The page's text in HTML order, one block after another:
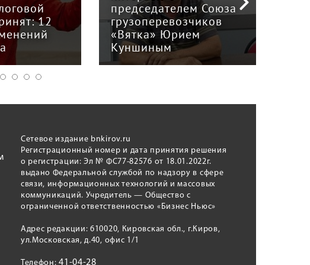
12
председателем Союза
грузоперевозчиков
«Вятка» Юрием
Куншиным
Сетевое издание bnkirov.ru
Регистрационный номер и дата принятия решения
о регистрации: Эл № ФС77-82576 от 18.01.2022г.
выдано Федеральной службой по надзору в сфере
связи, информационных технологий и массовых
коммуникаций. Учредитель — Общество с
ограниченной ответственностью «Бизнес Ньюс»
Адрес редакции: 610020, Кировская обл., г.Киров,
ул.Московская, д.40, офис 1/1
Телефон:41-04-28